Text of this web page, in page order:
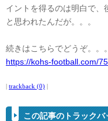
イントを得るのは明白で、
と思われたんだが。。。
続きはこちらでどうぞ。。。
https://kohs-football.com/
| trackback (0) |
この記事のトラックバ